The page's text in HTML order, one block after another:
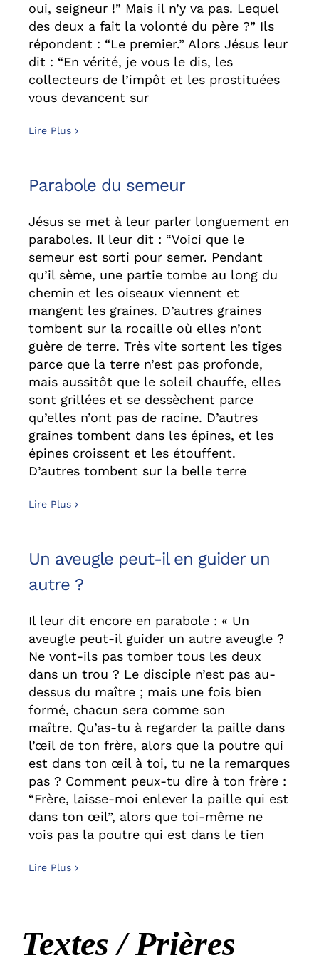
oui, seigneur !” Mais il n’y va pas. Lequel
des deux a fait la volonté du père ?” Ils
répondent : “Le premier.” Alors Jésus leur
dit : “En vérité, je vous le dis, les
collecteurs de l’impôt et les prostituées
vous devancent sur
Lire Plus
Parabole du semeur
Jésus se met à leur parler longuement en
paraboles. Il leur dit : “Voici que le
semeur est sorti pour semer. Pendant
qu’il sème, une partie tombe au long du
chemin et les oiseaux viennent et
mangent les graines. D’autres graines
tombent sur la rocaille où elles n’ont
guère de terre. Très vite sortent les tiges
parce que la terre n’est pas profonde,
mais aussitôt que le soleil chauffe, elles
sont grillées et se dessèchent parce
qu’elles n’ont pas de racine. D’autres
graines tombent dans les épines, et les
épines croissent et les étouffent.
D’autres tombent sur la belle terre
Lire Plus
Un aveugle peut-il en guider un
autre ?
Il leur dit encore en parabole : « Un
aveugle peut-il guider un autre aveugle ?
Ne vont-ils pas tomber tous les deux
dans un trou ? Le disciple n’est pas au-
dessus du maître ; mais une fois bien
formé, chacun sera comme son
maître. Qu’as-tu à regarder la paille dans
l’œil de ton frère, alors que la poutre qui
est dans ton œil à toi, tu ne la remarques
pas ? Comment peux-tu dire à ton frère :
“Frère, laisse-moi enlever la paille qui est
dans ton œil”, alors que toi-même ne
vois pas la poutre qui est dans le tien
Lire Plus
Textes / Prières